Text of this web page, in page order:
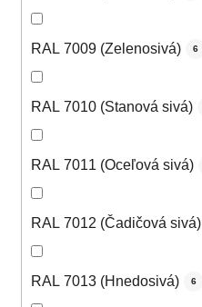
RAL 7009 (Zelenosivá) 6
RAL 7010 (Stanová sivá)
RAL 7011 (Oceľová sivá)
RAL 7012 (Čadičová sivá)
RAL 7013 (Hnedosivá) 6